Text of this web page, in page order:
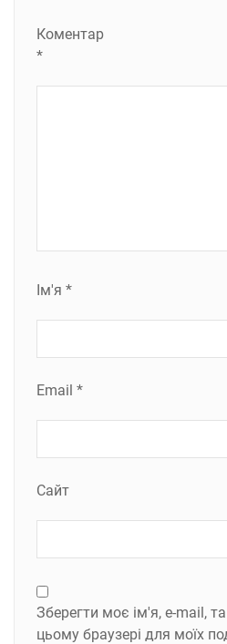
Коментар
*
Ім'я *
Email *
Сайт
Зберегти моє ім'я, e-mail,
цьому браузері для моїх